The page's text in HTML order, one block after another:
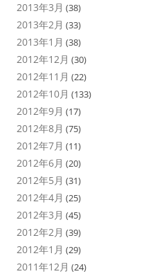
2013年3月 (38)
2013年2月 (33)
2013年1月 (38)
2012年12月 (30)
2012年11月 (22)
2012年10月 (133)
2012年9月 (17)
2012年8月 (75)
2012年7月 (11)
2012年6月 (20)
2012年5月 (31)
2012年4月 (25)
2012年3月 (45)
2012年2月 (39)
2012年1月 (29)
2011年12月 (24)